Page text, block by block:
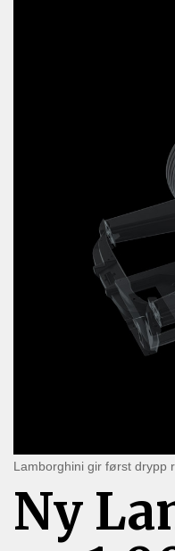
Lamborghini gir først drypp
Ny